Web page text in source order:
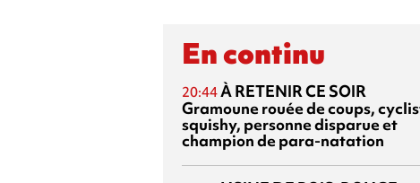
En continu
20:44À RETENIR CE SOIR
Gramoune rouée de coups,
squishy, personne disparue et
champion de para-natation